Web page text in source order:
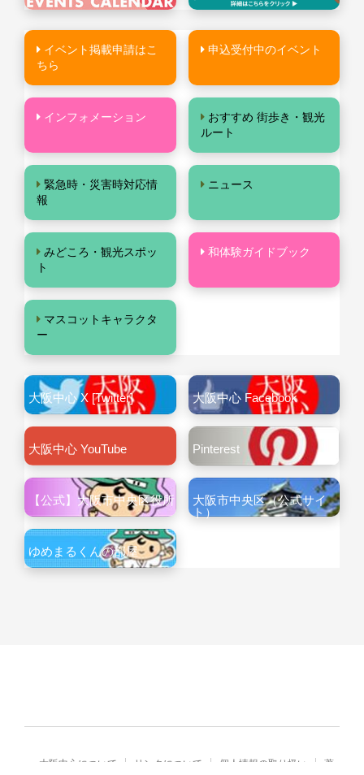
イベント掲載申請はこ
ちら
申込受付中のイベント
インフォメーション
おすすめ 街歩き・観光
ルート
緊急時・災害時対応情
報
ニュース
みどころ・観光スポッ
ト
和体験ガイドブック
マスコットキャラクタ
ー
大阪中心 X [Twitter] 大阪中心 Facebook
大阪中心 YouTube Pinterest
【公式】大阪市中央区役所
大阪市中央区（公式サイ
ト）
ゆめまるくんの部屋
大阪中心について リンクについて 個人情報の取り扱い
著